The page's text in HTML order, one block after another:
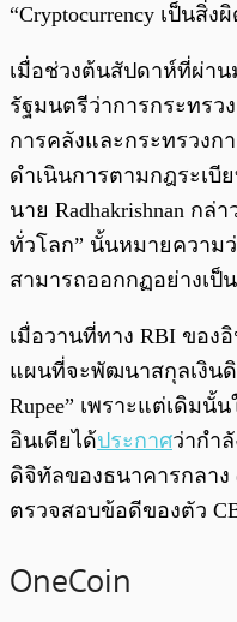
“Cryptocurrency เป็นสิ่
เมื่อช่วงต้นสัปดาห์ที่ผ่านม
รัฐมนตรีว่าการกระทรว
การคลังและกระทรวงก
ดำเนินการตามกฎระเบี
นาย Radhakrishnan กล่
ทั่วโลก” นั้นหมายควา
สามารถออกกฏอย่างเป็
เมื่อวานที่ทาง RBI ของ
แผนที่จะพัฒนาสกุลเงินดิ
Rupee” เพราะแต่เดิมนั้
อินเดียได้ประกาศว่ากำ
ดิจิทัลของธนาคารกลาง
ตรวจสอบข้อดีของตัว
OneCoin